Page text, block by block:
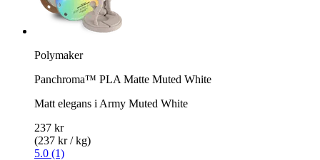
Polymaker
Panchroma™ PLA Matte Muted White
Matt elegans i Army Muted White
237 kr
(237 kr / kg)
5.0 (1)